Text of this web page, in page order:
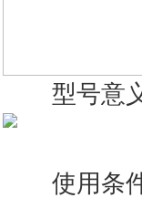
型号意
使用条